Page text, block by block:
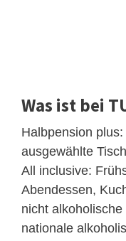
Was ist bei
Halbpension
ausgewählte
All inclusive:
Abendessen,
nicht
nationale